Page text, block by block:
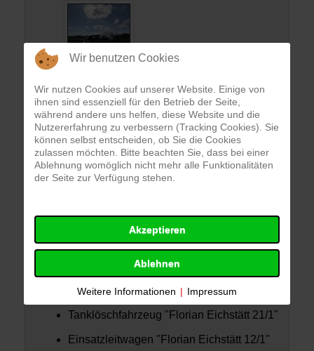
Einsatzkräfte
FF Eichstätt
Drehleiter "Florian Eichstätt 30/1"
Löschgruppenfahrzeug "Florian Eichstätt
41/1"
Gerätewagen Logistik "Florian Eichstätt
56/1"
Tanklöschfahrzeug "Florian Eichstätt 21/1"
Einsatzleitwagen "Florian Eichstätt 12/1"
Wir benutzen Cookies
Wir nutzen Cookies auf unserer Website. Einige von
ihnen sind essenziell für den Betrieb der Seite,
während andere uns helfen, diese Website und die
Nutzererfahrung zu verbessern (Tracking Cookies). Sie
können selbst entscheiden, ob Sie die Cookies
zulassen möchten. Bitte beachten Sie, dass bei einer
Ablehnung womöglich nicht mehr alle Funktionalitäten
der Seite zur Verfügung stehen.
Akzeptieren
Ablehnen
Weitere Informationen | Impressum